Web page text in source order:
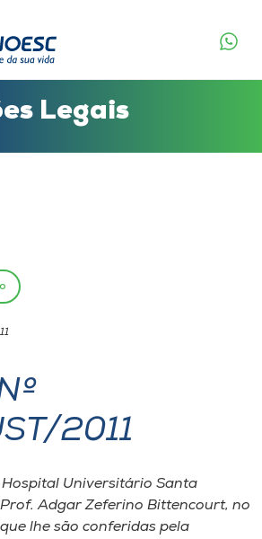
Legais
2011
Universitário Santa
Prof. Adgar Zeferino Bittencourt, no
lhe são conferidas pela